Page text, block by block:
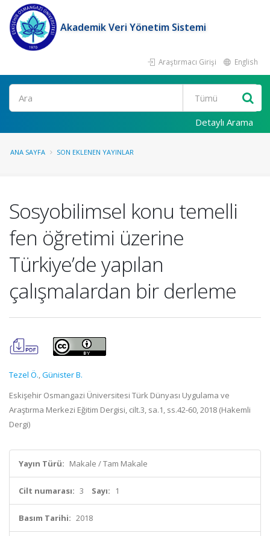
Akademik Veri Yönetim Sistemi
Araştırmacı Girişi English
Ara
Detaylı Arama
ANA SAYFA SON EKLENEN YAYINLAR
Sosyobilimsel konu temelli
fen öğretimi üzerine
Türkiye’de yapılan
çalışmalardan bir derleme
Tezel Ö.,Günister B.
Eskişehir Osmangazi Üniversitesi Türk Dünyası Uygulama ve
Araştırma Merkezi Eğitim Dergisi, cilt.3, sa.1, ss.42-60, 2018 (Hakemli
Dergi)
Yayın Türü: Makale / Tam Makale
Cilt numarası: 3 Sayı: 1
Basım Tarihi: 2018